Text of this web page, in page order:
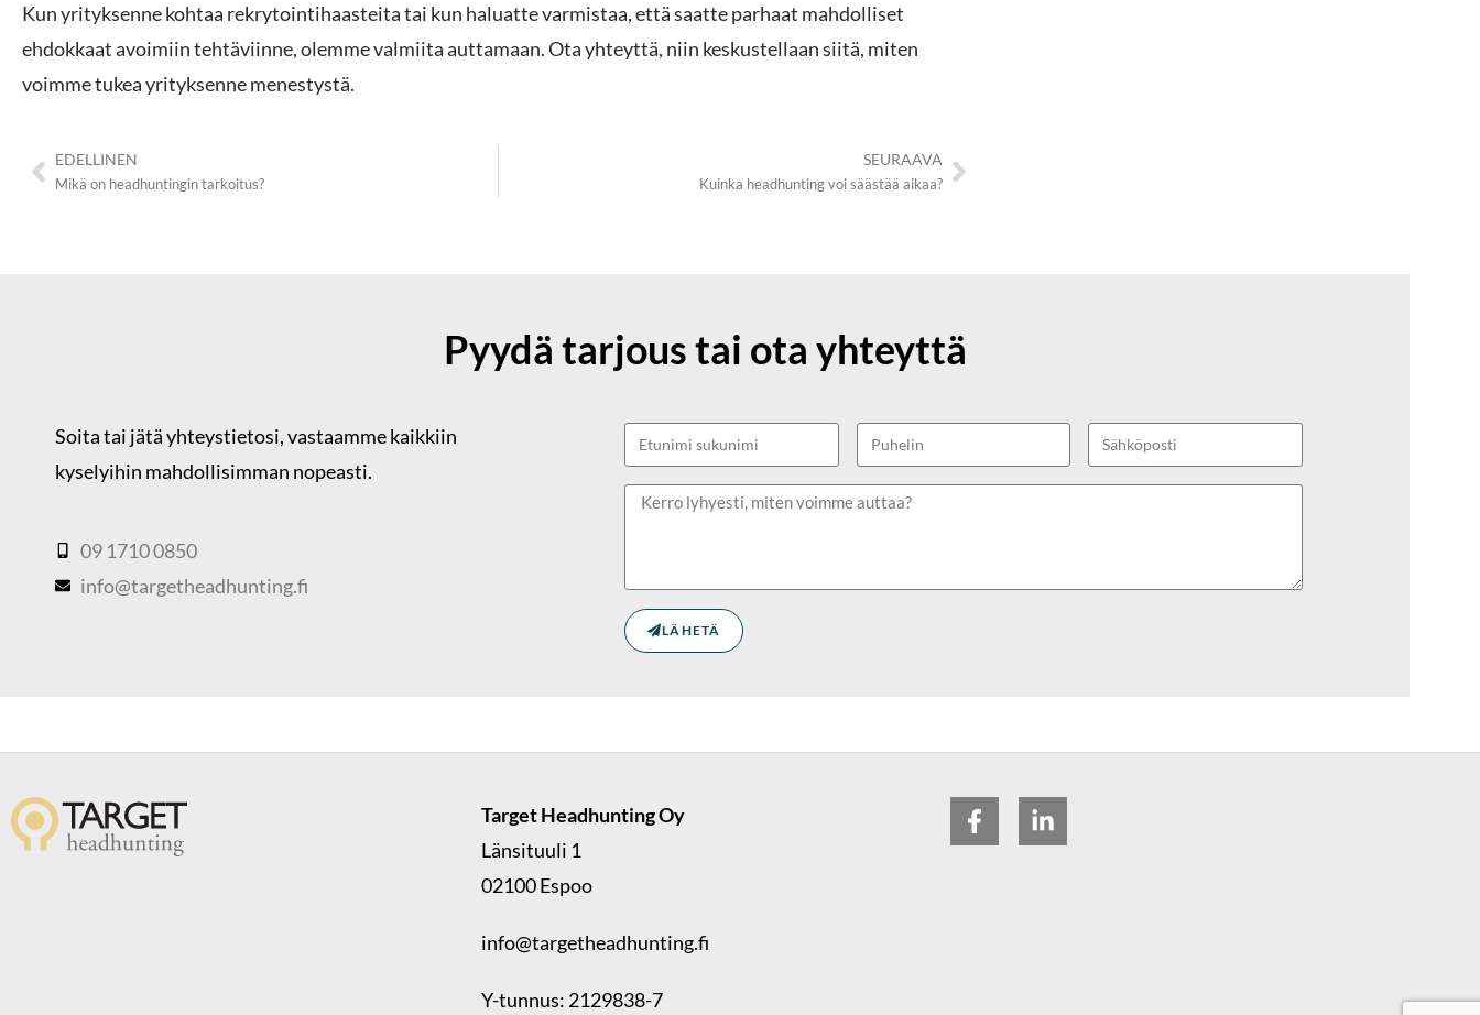
n
t
Kun yrityksenne kohtaa rekrytointihaasteita tai kun haluatte varmistaa, että saatte parhaat mahdolliset
ehdokkaat avoimiin tehtäviinne, olemme valmiita auttamaan. Ota yhteyttä, niin keskustellaan siitä, miten
voimme tukea yrityksenne menestystä.
EDELLINEN
Mikä on headhuntingin tarkoitus?
SEURAAVA
Kuinka headhunting voi säästää aikaa?
Pyydä tarjous tai ota yhteyttä
Soita tai jätä yhteystietosi,vastaamme kaikkiin
kyselyihin mahdollisimman nopeasti.
09 1710 0850
info@targetheadhunting.fi
LÄHETÄ
Target Headhunting Oy
Länsituuli 1
02100 Espoo
info@targetheadhunting.fi
Y-tunnus: 2129838-7